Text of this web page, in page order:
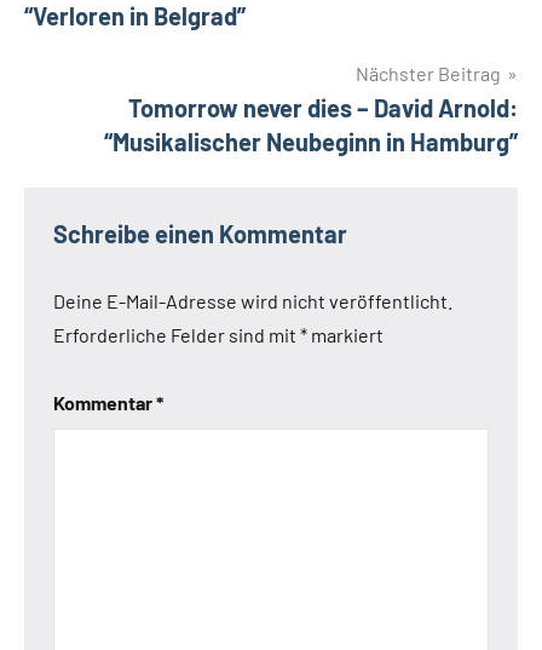
“Verloren in Belgrad”
Nächster Beitrag
Tomorrow never dies – David Arnold:
“Musikalischer Neubeginn in Hamburg”
Schreibe einen Kommentar
Deine E-Mail-Adresse wird nicht veröffentlicht.
Erforderliche Felder sind mit * markiert
Kommentar*